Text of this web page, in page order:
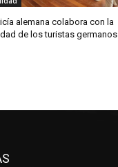
alemana colabora con la
de los turistas germanos